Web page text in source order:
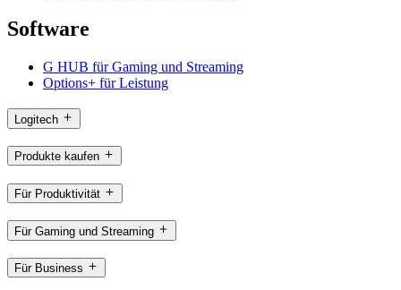
Software
G HUB für Gaming und Streaming
Options+ für Leistung
Logitech
Produkte kaufen
Für Produktivität
Für Gaming und Streaming
Für Business